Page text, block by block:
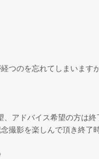
つのを忘れてしまいま
アドバイス希望の方は終
撮影を楽しんで頂き終了